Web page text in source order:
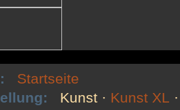
Startseite
Kunst · Kunst XL